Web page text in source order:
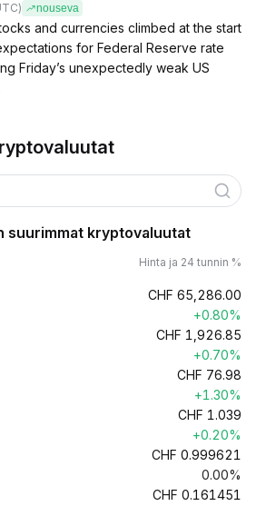
nouseva
and currencies climbed at the start
for Federal Reserve rate
Friday’s unexpectedly weak US
suurimmat kryptovaluutat
Hinta ja 24 tunnin %
CHF 65,286.00
+0.80%
CHF 1,926.85
+0.70%
CHF 76.98
+1.30%
CHF 1.039
+0.20%
CHF 0.999621
0.00%
CHF 0.161451